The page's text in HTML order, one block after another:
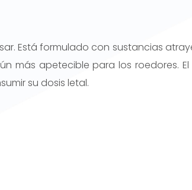
Está formulado con sustancias
más apetecible para los roedores.
su dosis letal.